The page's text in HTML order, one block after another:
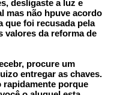
desligaste a luz e
mas não hpuve acordo
que foi recusada pela
valores da reforma de
procure um
entregar as chaves.
rapidamente porque